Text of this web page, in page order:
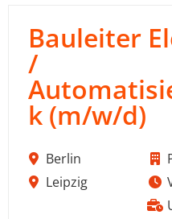
Bauleiter
/
k (m/w/d)
Berlin
Leipzig